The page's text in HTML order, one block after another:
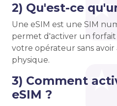
2) Qu'est-ce
Une eSIM est une SIM
permet d'activer un
votre opérateur sans
physique.
3) Comment
eSIM ?